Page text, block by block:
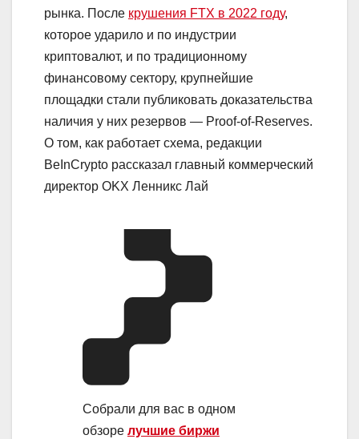
рынка. После крушения FTX в 2022 году,
которое ударило и по индустрии
криптовалют, и по традиционному
финансовому сектору, крупнейшие
площадки стали публиковать доказательства
наличия у них резервов — Proof-of-Reserves.
О том, как работает схема, редакции
BeInCrypto рассказал главный коммерческий
директор OKX Ленникс Лай
Собрали для вас в одном
обзоре лучшие биржи